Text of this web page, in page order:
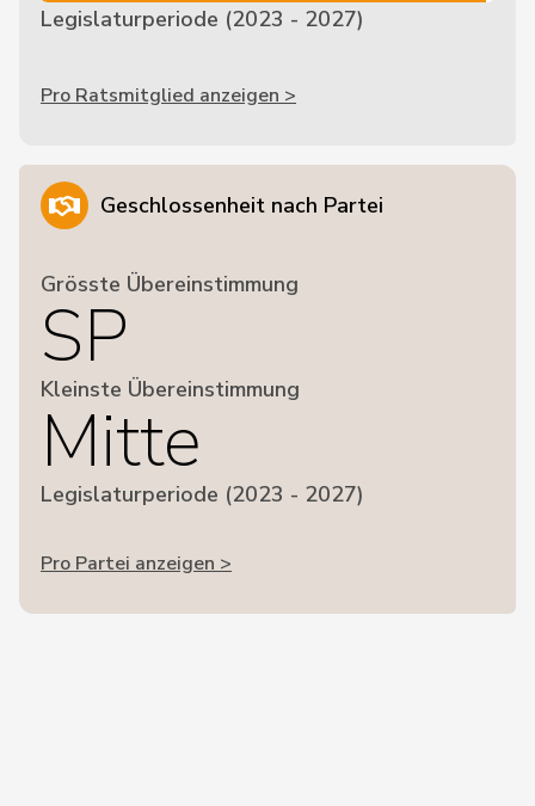
Legislaturperiode (2023 - 2027)
Pro Ratsmitglied anzeigen >
Geschlossenheit nach Partei
Grösste Übereinstimmung
SP
Kleinste Übereinstimmung
Mitte
Legislaturperiode (2023 - 2027)
Pro Partei anzeigen >